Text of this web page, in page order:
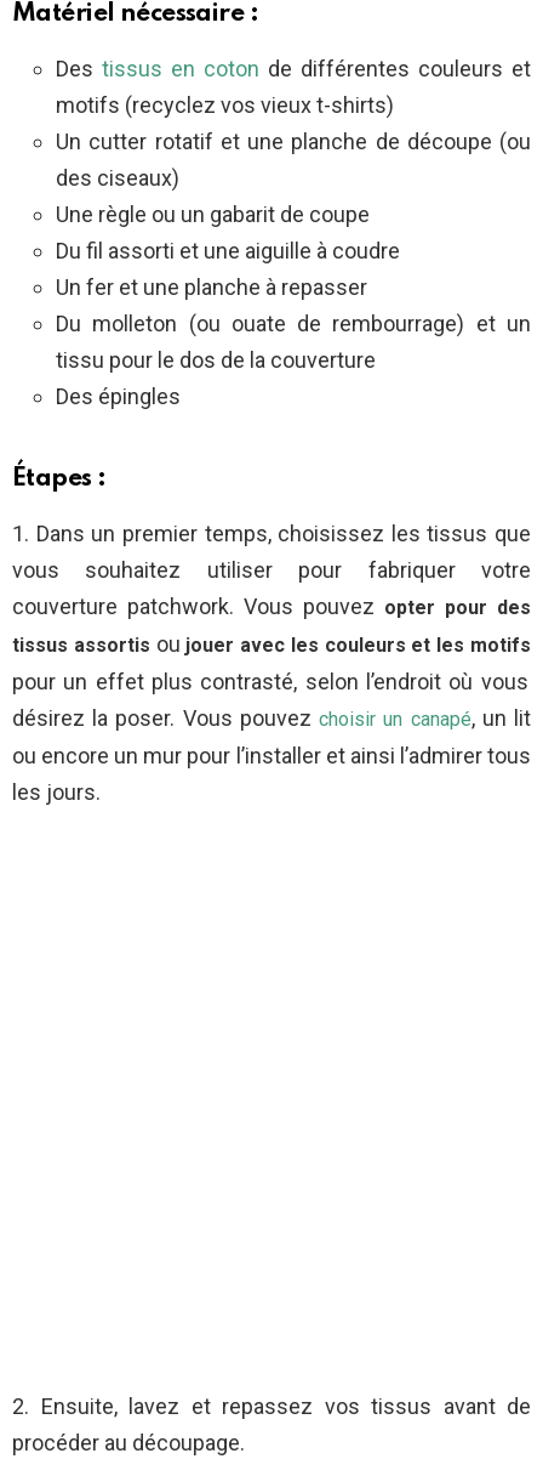
Matériel nécessaire :
Des tissus en coton de différentes couleurs et
motifs (recyclez vos vieux t-shirts)
Un cutter rotatif et une planche de découpe (ou
des ciseaux)
Une règle ou un gabarit de coupe
Du fil assorti et une aiguille à coudre
Un fer et une planche à repasser
Du molleton (ou ouate de rembourrage) et un
tissu pour le dos de la couverture
Des épingles
Étapes :
1. Dans un premier temps, choisissez les tissus que
vous souhaitez utiliser pour fabriquer votre
couverture patchwork. Vous pouvez opter pour des
tissus assortis ou jouer avec les couleurs et les motifs
pour un effet plus contrasté, selon l’endroit où vous
désirez la poser. Vous pouvez choisir un canapé, un lit
ou encore un mur pour l’installer et ainsi l’admirer tous
les jours.
2. Ensuite, lavez et repassez vos tissus avant de
procéder au découpage.